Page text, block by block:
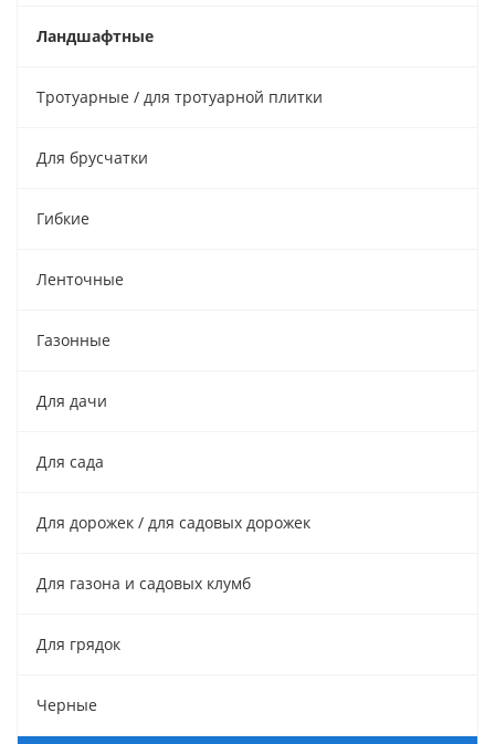
Ландшафтные
Тротуарные / для тротуарной плитки
Для брусчатки
Гибкие
Ленточные
Газонные
Для дачи
Для сада
Для дорожек / для садовых дорожек
Для газона и садовых клумб
Для грядок
Черные